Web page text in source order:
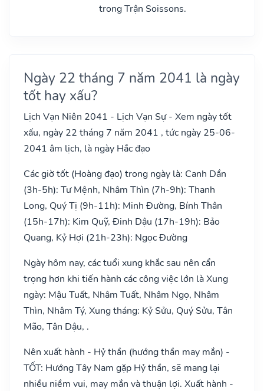
trong Trận Soissons.
Ngày 22 tháng 7 năm 2041 là ngày
tốt hay xấu?
Lịch Vạn Niên 2041 - Lịch Vạn Sự - Xem ngày tốt
xấu, ngày 22 tháng 7 năm 2041 , tức ngày 25-06-
2041 âm lịch, là ngày Hắc đạo
Các giờ tốt (Hoàng đạo) trong ngày là: Canh Dần
(3h-5h): Tư Mệnh, Nhâm Thìn (7h-9h): Thanh
Long, Quý Tị (9h-11h): Minh Đường, Bính Thân
(15h-17h): Kim Quỹ, Đinh Dậu (17h-19h): Bảo
Quang, Kỷ Hợi (21h-23h): Ngọc Đường
Ngày hôm nay, các tuổi xung khắc sau nên cẩn
trọng hơn khi tiến hành các công việc lớn là Xung
ngày: Mậu Tuất, Nhâm Tuất, Nhâm Ngọ, Nhâm
Thìn, Nhâm Tý, Xung tháng: Kỷ Sửu, Quý Sửu, Tân
Mão, Tân Dậu, .
Nên xuất hành - Hỷ thần (hướng thần may mắn) -
TỐT: Hướng Tây Nam gặp Hỷ thần, sẽ mang lại
nhiều niềm vui, may mắn và thuận lợi. Xuất hành -